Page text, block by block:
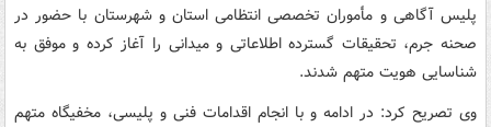
پلیس آگاهی و مأموران تخصصی انتظامی استان و شهرستان با حضور در
صحنه جرم، تحقیقات گسترده اطلاعاتی و میدانی را آغاز کرده و موفق به
شناسایی هویت متهم شدند.
وی تصریح کرد: در ادامه و با انجام اقدامات فنی و پلیسی، مخفیگاه متهم